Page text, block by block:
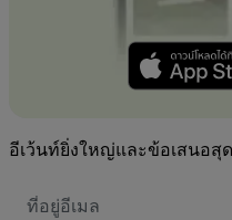
อีเว้นท์ยิ่งใหญ่และข้อเสนอสุ
อยู่